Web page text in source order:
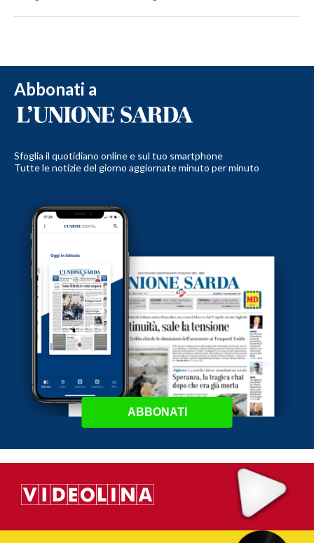
Abbonati a
Sfoglia il quotidiano online e sul tuo smartphone
Tutte le notizie del giorno aggiornate minuto per minuto
ABBONATI